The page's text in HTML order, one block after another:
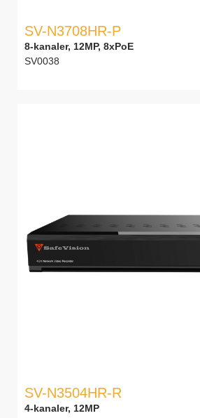
SV-N3708HR-P
8-kanaler, 12MP, 8xPoE
SV0038
SV-N3504HR-R
4-kanaler, 12MP